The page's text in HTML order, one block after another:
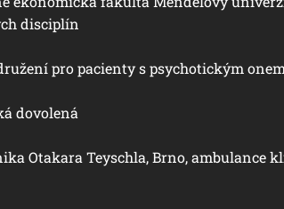
disciplín
pro pacienty s psychotickým
dovolená
Otakara Teyschla, Brno, ambulance